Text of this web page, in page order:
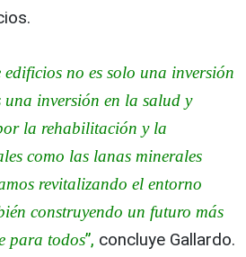
no es solo una inversión
inversión en la salud y
la rehabilitación y la
como las lanas minerales
revitalizando el entorno
construyendo un futuro más
para todos”, concluye Gallardo.